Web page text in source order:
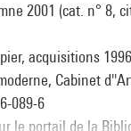
2001 (cat. n° 8,
acquisitions
Cabinet
089-6
le portail de la